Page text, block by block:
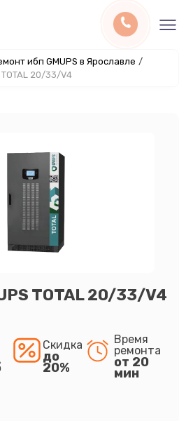
ибп GMUPS в Ярославле /
TOTAL 20/33/V4
TOTAL 20/33/V4
Скидка
до
20%
Время
ремонта
от 20
мин